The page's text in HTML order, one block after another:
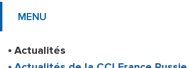
MENU
Actualités